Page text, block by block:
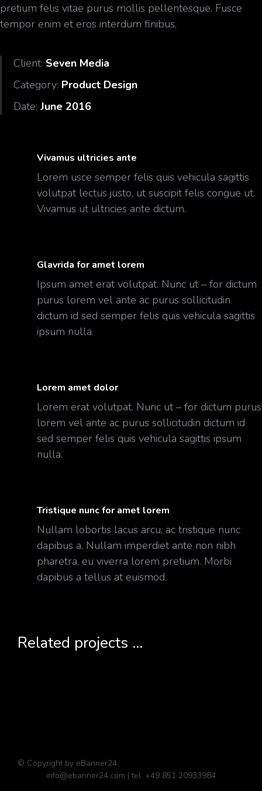
pretium felis vitae purus mollis pellentesque. Fusce
tempor enim et eros interdum finibus.
Client: Seven Media
Category: Product Design
Date: June 2016
Vivamus ultricies ante
Lorem usce semper felis quis vehicula sagittis
volutpat lectus justo, ut suscipit felis congue ut.
Vivamus ut ultricies ante dictum.
Glavrida for amet lorem
Ipsum amet erat volutpat. Nunc ut – for dictum
purus lorem vel ante ac purus sollicitudin
dictum id sed semper felis quis vehicula sagittis
ipsum nulla.
Lorem amet dolor
Lorem erat volutpat. Nunc ut – for dictum purus
lorem vel ante ac purus sollicitudin dictum id
sed semper felis quis vehicula sagittis ipsum
nulla.
Tristique nunc for amet lorem
Nullam lobortis lacus arcu, ac tristique nunc
dapibus a. Nullam imperdiet ante non nibh
pharetra, eu viverra lorem pretium. Morbi
dapibus a tellus at euismod.
Related projects ...
© Copyright by eBanner24
info@ebanner24.com | tel. +49 851 20933984